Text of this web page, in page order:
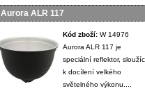
Aurora ALR 117
Kód zboží: W 14976
Aurora ALR 117 je
speciální reflektor,
k docílení velkého
světelného výkonu....